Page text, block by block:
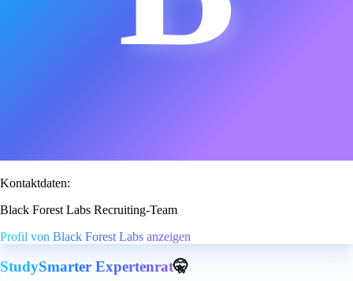
Kontaktdaten:
Black Forest Labs Recruiting-Team
Profil von Black Forest Labs anzeigen
StudySmarter Expertenrat🤫